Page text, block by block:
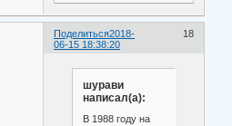
Поделиться 18
2018-
06-15 18:38:20
шурави
написал(а):
В 1988 году на